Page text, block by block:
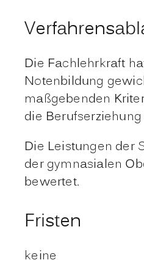
Die Fachlehrkraft
Notenbildung
maßgebenden
die
Die Leistungen der
der gymnasialen
bewertet.
Fristen
keine